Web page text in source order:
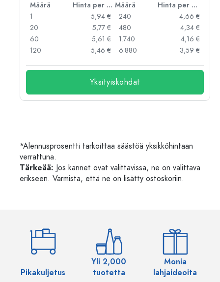
Määrä Hinta per kpl Määrä
Hinta per kpl
1
5,94 €
20
5,77 €
60
5,61 €
120
5,46 €
240
4,66 €
480
4,34 €
1.740
4,16 €
6.880
3,59 €
Yksityiskohdat
*Alennusprosentti tarkoittaa säästöä yksikköhintaan
verrattuna.
Tärkeää: Jos kannet ovat valittavissa, ne on valittava
erikseen. Varmista, että ne on lisätty ostoskoriin.
Pikakuljetus
Yli 2,000
tuotetta
Monia
lahjaideoita